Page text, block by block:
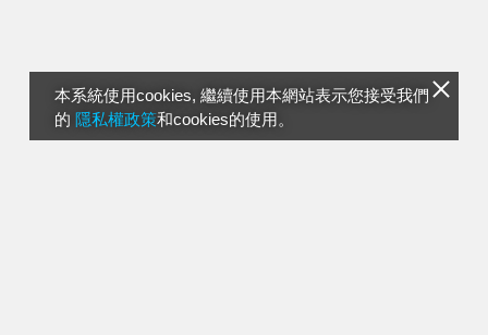
本系統使用cookies, 繼續使用本網站表示您接受我們
的 隱私權政策和cookies的使用。